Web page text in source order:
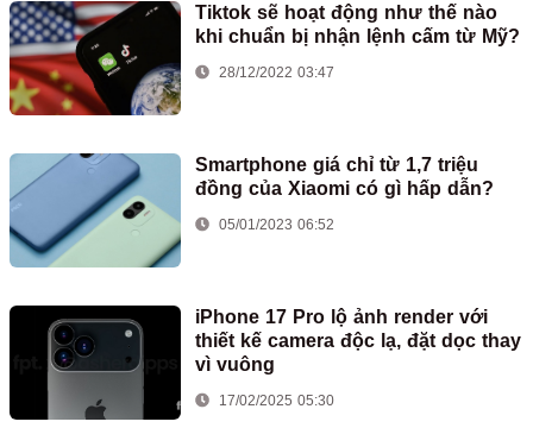
Tiktok sẽ hoạt động như thế nào
khi chuẩn bị nhận lệnh cấm từ Mỹ?
28/12/2022 03:47
Smartphone giá chỉ từ 1,7 triệu
đồng của Xiaomi có gì hấp dẫn?
05/01/2023 06:52
iPhone 17 Pro lộ ảnh render với
thiết kế camera độc lạ, đặt dọc thay
vì vuông
17/02/2025 05:30